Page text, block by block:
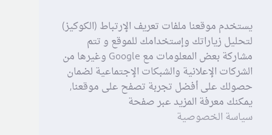
يستخدم موقعنا ملفات تعريف الإرتباط (الكوكيز)
لتحليل زياراتك وإستخدامك للموقع و تتم
مشاركة بعض المعلومات مع Google وغيرها من
الشركات الإعلانية والشبكات الإجتماعية لضمان
حصولك على أفضل تجربة تصفح على موقعنا,
يمكنك معرفة المزيد عبر صفحة
سياسة الخصوصية